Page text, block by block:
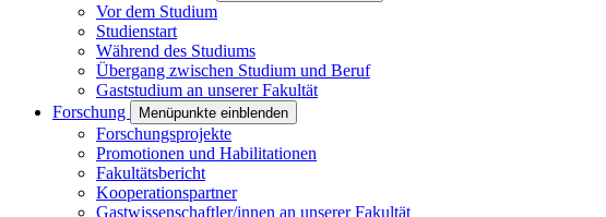
Vor dem Studium
Studienstart
Während des Studiums
Übergang zwischen Studium und Beruf
Gaststudium an unserer Fakultät
Forschung
Menüpunkte einblenden
Forschungsprojekte
Promotionen und Habilitationen
Fakultätsbericht
Kooperationspartner
Gastwissenschaftler/innen an unserer Fakultät